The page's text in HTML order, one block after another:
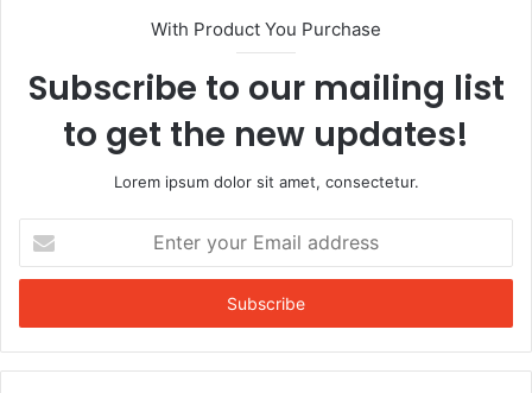
With Product You Purchase
Subscribe to our mailing list
to get the new updates!
Lorem ipsum dolor sit amet, consectetur.
your
Email